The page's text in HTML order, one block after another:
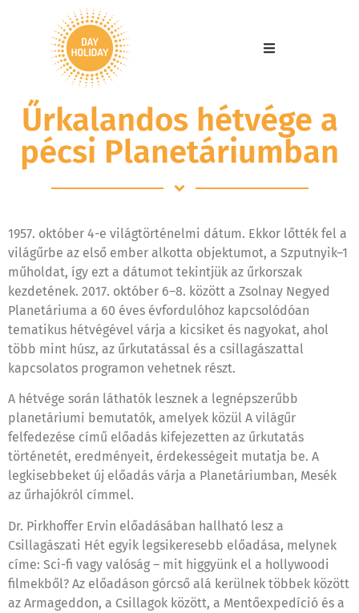
Űrkalandos hétvége a
pécsi Planetáriumban
1957. október 4-e világtörténelmi dátum. Ekkor lőtték fel a
világűrbe az első ember alkotta objektumot, a Szputnyik–1
műholdat, így ezt a dátumot tekintjük az űrkorszak
kezdetének. 2017. október 6–8. között a Zsolnay Negyed
Planetáriuma a 60 éves évfordulóhoz kapcsolódóan
tematikus hétvégével várja a kicsiket és nagyokat, ahol
több mint húsz, az űrkutatással és a csillagászattal
kapcsolatos programon vehetnek részt.
A hétvége során láthatók lesznek a legnépszerűbb
planetáriumi bemutatók, amelyek közül A világűr
felfedezése című előadás kifejezetten az űrkutatás
történetét, eredményeit, érdekességeit mutatja be. A
legkisebbeket új előadás várja a Planetáriumban, Mesék
az űrhajókról címmel.
Dr. Pirkhoffer Ervin előadásában hallható lesz a
Csillagászati Hét egyik legsikeresebb előadása, melynek
címe: Sci-fi vagy valóság – mit higgyünk el a hollywoodi
filmekből? Az előadáson górcső alá kerülnek többek között
az Armageddon, a Csillagok között, a Mentőexpedíció és a